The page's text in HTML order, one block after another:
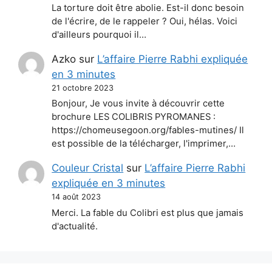
La torture doit être abolie. Est-il donc besoin
de l'écrire, de le rappeler ? Oui, hélas. Voici
d'ailleurs pourquoi il…
Azko sur L’affaire Pierre Rabhi expliquée
en 3 minutes
21 octobre 2023
Bonjour, Je vous invite à découvrir cette
brochure LES COLIBRIS PYROMANES :
https://chomeusegoon.org/fables-mutines/ Il
est possible de la télécharger, l'imprimer,…
Couleur Cristal sur L’affaire Pierre Rabhi
expliquée en 3 minutes
14 août 2023
Merci. La fable du Colibri est plus que jamais
d'actualité.